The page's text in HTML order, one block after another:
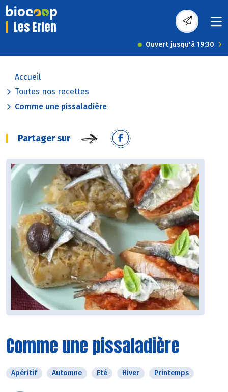
Les Erlen
Ouvert jusqu'à 19:30
Accueil
Toutes nos recettes
Comme une pissaladière
Partager sur
Comme une pissaladière
Apéritif Automne Eté Hiver Printemps